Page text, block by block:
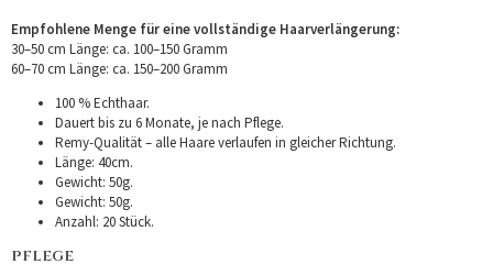
Empfohlene Menge für eine vollständige Haarverlängerung:
30–50 cm Länge: ca. 100–150 Gramm
60–70 cm Länge: ca. 150–200 Gramm
100 % Echthaar.
Dauert bis zu 6 Monate, je nach Pflege.
Remy-Qualität – alle Haare verlaufen in gleicher Richtung.
Länge: 40cm.
Gewicht: 50g.
Gewicht: 50g.
Anzahl: 20 Stück.
PFLEGE